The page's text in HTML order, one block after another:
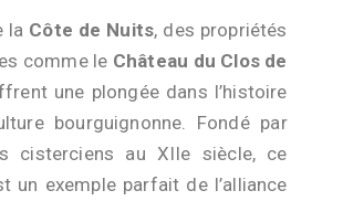
la Côte de Nuits, des propriétés
comme le Château du Clos de
une plongée dans l’histoire
bourguignonne. Fondé par
cisterciens au XIIe siècle, ce
un exemple parfait de l’alliance